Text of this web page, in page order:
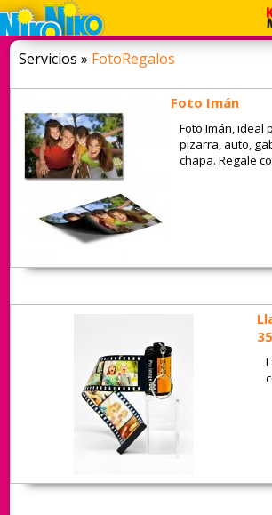
Servicios » FotoRegalos
Foto Imán
Foto Imán, ideal
pizarra, auto,
chapa. Regale